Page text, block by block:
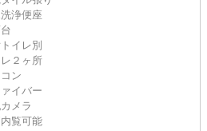
浄便座
イレ別
レ２ヶ所
ン
イバー
メラ
覧可能